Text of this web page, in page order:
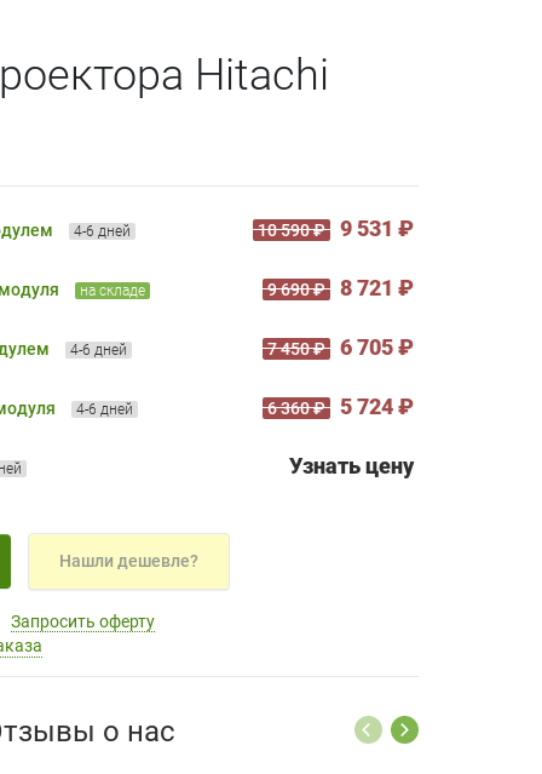
Hitachi
4-6 дней 10 590 ₽ 9 531 ₽
на складе 9 690 ₽ 8 721 ₽
4-6 дней 7 450 ₽ 6 705 ₽
4-6 дней 6 360 ₽ 5 724 ₽
Узнать цену
Нашли дешевле?
Запросить оферту
о нас